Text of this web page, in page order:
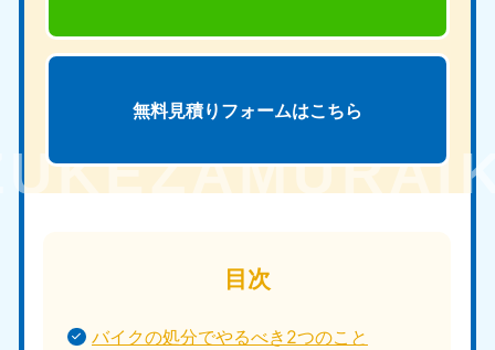
無料見積りフォームはこちら
目次
バイクの処分でやるべき2つのこと